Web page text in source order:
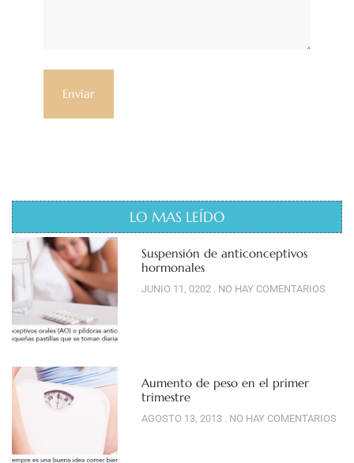
LO MAS LEÍDO
Suspensión de anticonceptivos
hormonales
JUNIO 11, 0202 NO HAY COMENTARIOS
Aumento de peso en el primer
trimestre
AGOSTO 13, 2013 NO HAY COMENTARIOS